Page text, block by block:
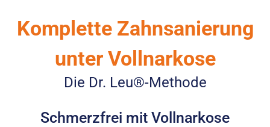
Komplette Zahnsanierung
unter Vollnarkose
Die Dr. Leu®-Methode
Schmerzfrei mit Vollnarkose